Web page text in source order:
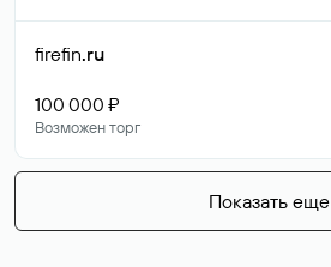
firefin.ru
100 000 ₽
Возможен торг
Показать еще